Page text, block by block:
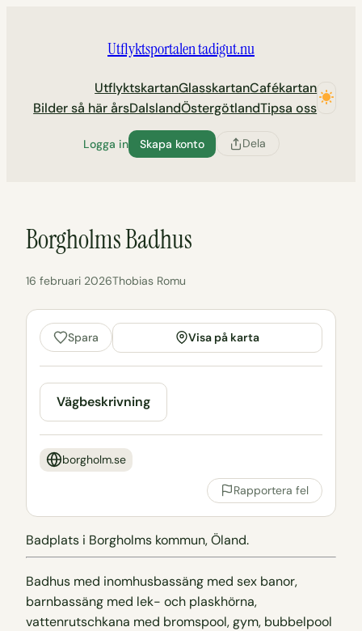
Utflyktsportalen tadigut.nu
UtflyktskartanGlasskartanCafékartan
Bilder så här årsDalslandÖstergötlandTipsa oss
Logga in Skapa konto Dela
Borgholms Badhus
16 februari 2026Thobias Romu
Spara Visa på karta
Vägbeskrivning
borgholm.se
Rapportera fel
Badplats i Borgholms kommun, Öland.
Badhus med inomhusbassäng med sex banor,
barnbassäng med lek- och plaskhörna,
vattenrutschkana med bromspool, gym, bubbelpool